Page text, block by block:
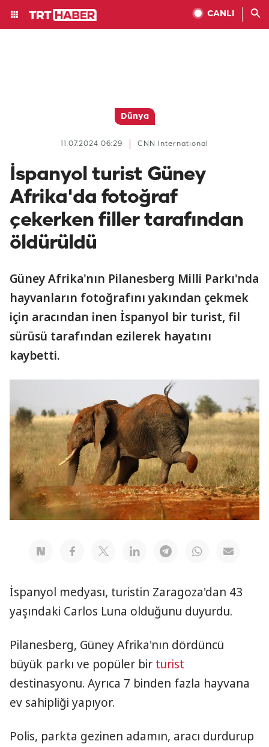
CANLI
Dünya
CNN International
11.07.2024 06:29
İspanyol turist Güney
Afrika'da fotoğraf
çekerken filler tarafından
öldürüldü
Güney Afrika'nın Pilanesberg Milli Parkı'nda
hayvanların fotoğrafını yakından çekmek
için aracından inen İspanyol bir turist, fil
sürüsü tarafından ezilerek hayatını
kaybetti.
İspanyol medyası, turistin Zaragoza'dan 43
yaşındaki Carlos Luna olduğunu duyurdu.
Pilanesberg, Güney Afrika'nın dördüncü
büyük parkı ve popüler bir turist
destinasyonu. Ayrıca 7 binden fazla hayvana
ev sahipliği yapıyor.
Polis, parkta gezinen adamın, aracı durdurup